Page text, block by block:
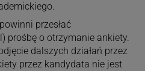
przesłać
) prośbę o otrzymanie ankiety.
dalszych działań przez
przez kandydata nie jest